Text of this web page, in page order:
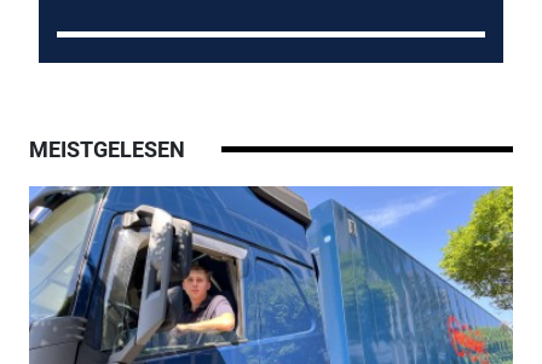
MEISTGELESEN